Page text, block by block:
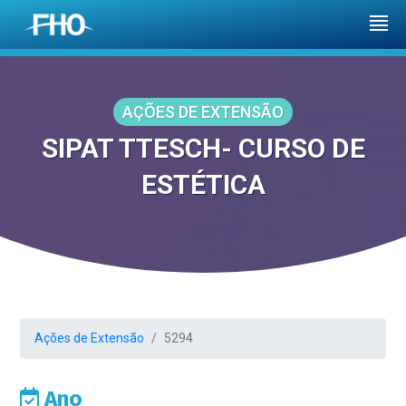
AÇÕES DE EXTENSÃO
SIPAT TTESCH- CURSO DE
ESTÉTICA
Ações de Extensão 5294
Ano